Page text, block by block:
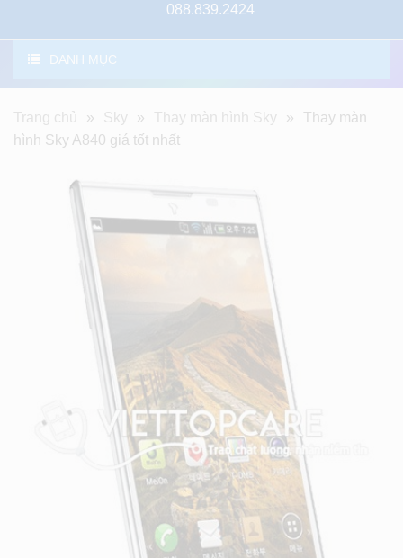
088.839.2424
DANH MỤC
Trang chủ » Sky » Thay màn hình Sky »
Thay màn
hình Sky A840 giá tốt nhất